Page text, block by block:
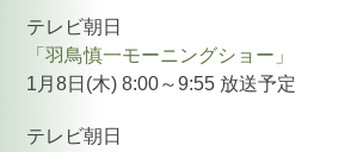
テレビ朝日
「羽鳥慎一モーニングショー」
1月8日(木) 8:00～9:55 放送予定
テレビ朝日